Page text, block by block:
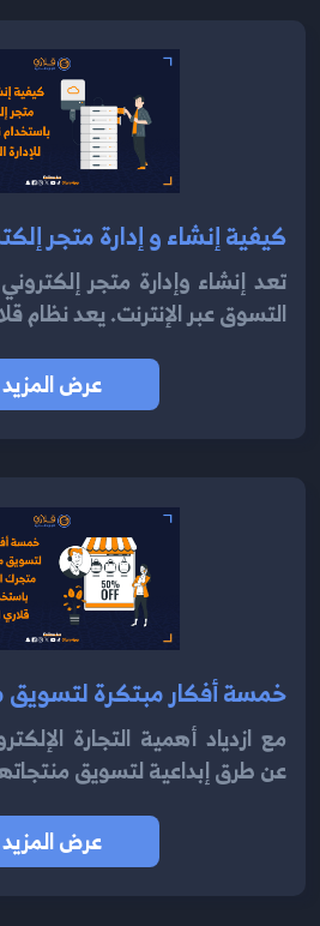
تعد إنشاء وإدارة متجر
التسوق عبر الإنترنت. يعد نظام
عرض المزيد
مع ازدياد أهمية التجارة
عن طرق إبداعية لتسويق
عرض المزيد